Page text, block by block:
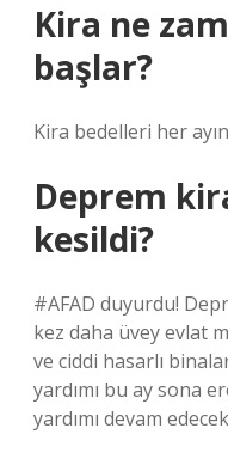
Kira ne
başlar?
Kira bedelleri her
Deprem
kesildi?
#AFAD duyurdu!
kez daha üvey evlat
ve ciddi hasarlı
yardımı bu ay sona
yardımı devam